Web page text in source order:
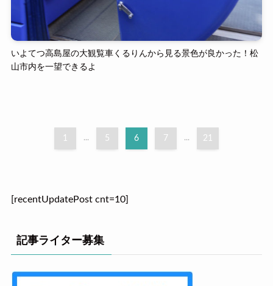
いよてつ高島屋の大観覧車くるりんから見る景色が良かった！松
山市内を一望できるよ
1 ... 5 6 7 ... 21
[recentUpdatePost cnt=10]
記事ライター募集